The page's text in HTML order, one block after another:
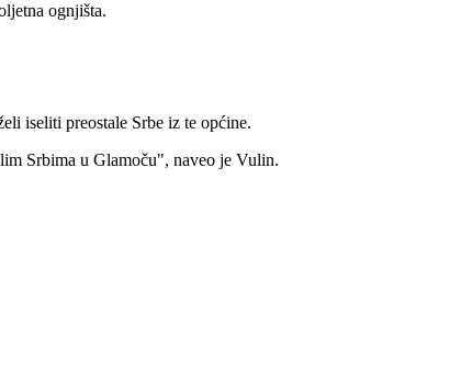
ognjišta.
iseliti preostale Srbe iz te općine.
Srbima u Glamoču", naveo je Vulin.